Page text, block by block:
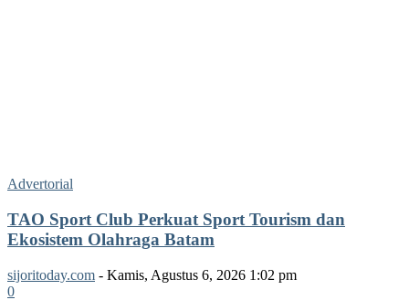
Advertorial
TAO Sport Club Perkuat Sport Tourism dan
Ekosistem Olahraga Batam
sijoritoday.com - Kamis, Agustus 6, 2026 1:02 pm
0